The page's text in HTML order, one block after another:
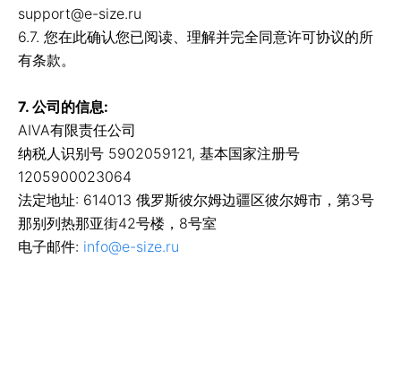
support@e-size.ru
6.7. 您在此确认您已阅读、理解并完全同意许可协议的所
有条款。
7. 公司的信息:
AIVA有限责任公司
纳税人识别号 5902059121, 基本国家注册号
1205900023064
法定地址: 614013 俄罗斯彼尔姆边疆区彼尔姆市，第3号
那别列热那亚街42号楼，8号室
电子邮件: info@e-size.ru